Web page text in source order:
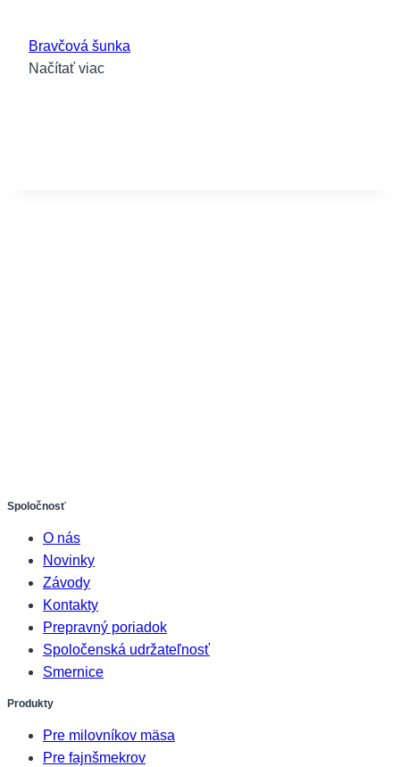
Bravčová šunka
Načítať viac
Spoločnosť
O nás
Novinky
Závody
Kontakty
Prepravný poriadok
Spoločenská udržateľnosť
Smernice
Produkty
Pre milovníkov mäsa
Pre fajnšmekrov